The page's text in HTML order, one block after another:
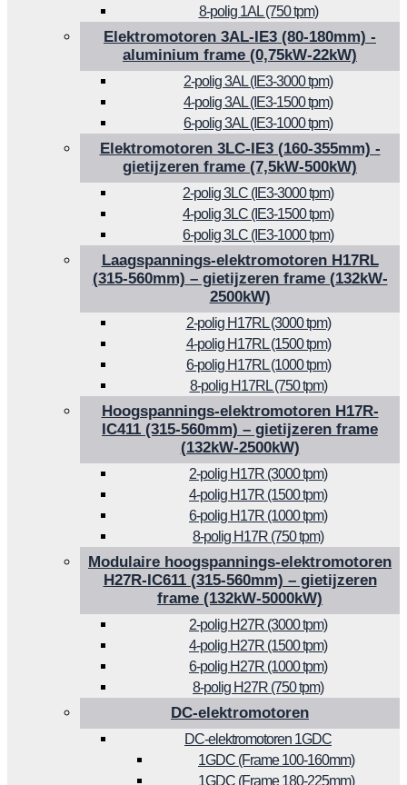
8-polig 1AL (750 tpm)
Elektromotoren 3AL-IE3 (80-180mm) -
aluminium frame (0,75kW-22kW)
2-polig 3AL (IE3-3000 tpm)
4-polig 3AL (IE3-1500 tpm)
6-polig 3AL (IE3-1000 tpm)
Elektromotoren 3LC-IE3 (160-355mm) -
gietijzeren frame (7,5kW-500kW)
2-polig 3LC (IE3-3000 tpm)
4-polig 3LC (IE3-1500 tpm)
6-polig 3LC (IE3-1000 tpm)
Laagspannings-elektromotoren H17RL
(315-560mm) – gietijzeren frame (132kW-
2500kW)
2-polig H17RL (3000 tpm)
4-polig H17RL (1500 tpm)
6-polig H17RL (1000 tpm)
8-polig H17RL (750 tpm)
Hoogspannings-elektromotoren H17R-
IC411 (315-560mm) – gietijzeren frame
(132kW-2500kW)
2-polig H17R (3000 tpm)
4-polig H17R (1500 tpm)
6-polig H17R (1000 tpm)
8-polig H17R (750 tpm)
Modulaire hoogspannings-elektromotoren
H27R-IC611 (315-560mm) – gietijzeren
frame (132kW-5000kW)
2-polig H27R (3000 tpm)
4-polig H27R (1500 tpm)
6-polig H27R (1000 tpm)
8-polig H27R (750 tpm)
DC-elektromotoren
DC-elektromotoren 1GDC
1GDC (Frame 100-160mm)
1GDC (Frame 180-225mm)